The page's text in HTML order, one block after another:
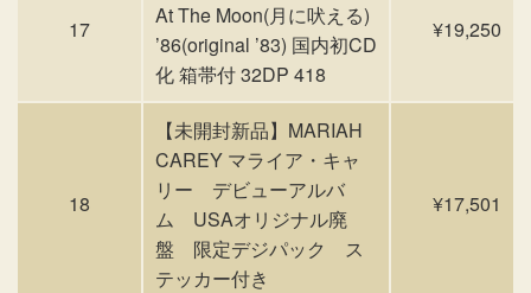
17
At The Moon(月に吠える)
’86(original ’83) 国内初CD
化 箱帯付 32DP 418
¥19,250
18
【未開封新品】MARIAH
CAREY マライア・キャ
リー デビューアルバ
ム USAオリジナル廃
盤 限定デジパック ス
テッカー付き
¥17,501